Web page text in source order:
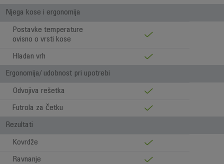
Njega kose i ergonomija
Postavke temperature
ovisno o vrsti kose
Hladan vrh
Ergonomija/ udobnost pri upotrebi
Odvojiva rešetka
Futrola za četku
Rezultati
Kovrdže
Ravnanje